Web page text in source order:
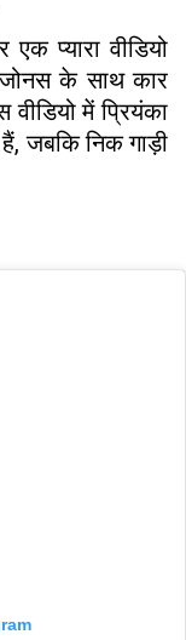
प्यारा वीडियो
के साथ कार
में प्रियंका
जबकि निक गाड़ी